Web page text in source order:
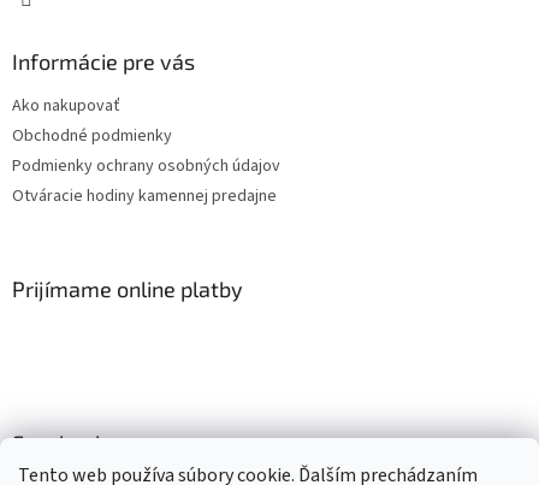
Tento web používa súbory cookie. Ďalším prechádzaním
Informácie pre vás
Ako nakupovať
Obchodné podmienky
Podmienky ochrany osobných údajov
Otváracie hodiny kamennej predajne
Prijímame online platby
Facebook